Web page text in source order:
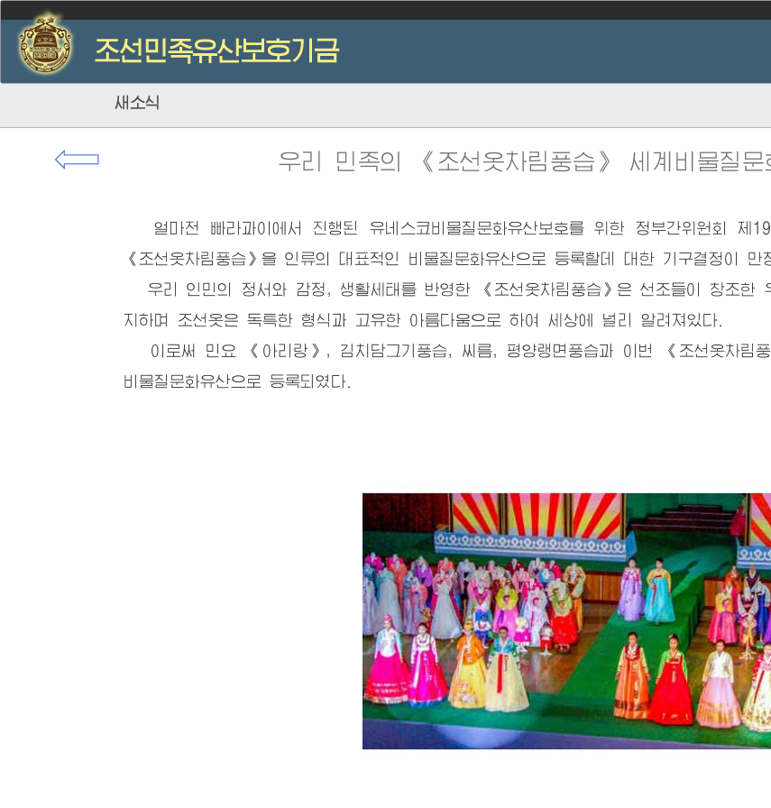
새소식
⇦ 우리 민족의 《조선옷차림풍습》 세계비물질
얼마전 빠라과이에서 진행된 유네스코비물질문화유산보호를 위한 정부간위원회 제
《조선옷차림풍습》을 인류의 대표적인 비물질문화유산으로 등록할데 대한 기구결정이 만
우리 인민의 정서와 감정, 생활세태를 반영한 《조선옷차림풍습》은 선조들이 창조한
지하며 조선옷은 독특한 형식과 고유한 아름다움으로 하여 세상에 널리 알려져있다.
이로써 민요 《아리랑》, 김치담그기풍습, 씨름, 평양랭면풍습과 이번 《조선옷차림
비물질문화유산으로 등록되였다.